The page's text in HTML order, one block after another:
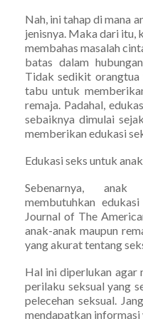
Nah, ini tahap di mana
jenisnya. Maka dari itu,
membahas masalah
batas dalam
Tidak sedikit orangtua
tabu untuk
remaja. Padahal,
sebaiknya dimulai
memberikan edukasi
Edukasi seks untuk
Sebenarnya,
membutuhkan
Journal of The
anak-anak maupun
yang akurat tentang
Hal ini diperlukan agar
perilaku seksual yang
pelecehan seksual.
mendapatkan informasi